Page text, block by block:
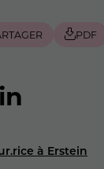
PDF
à Erstein